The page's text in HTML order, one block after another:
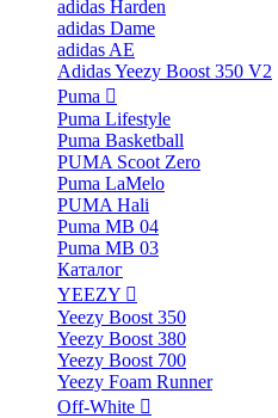
adidas Harden
adidas Dame
adidas AE
Adidas Yeezy Boost 350 V2
Puma
Puma Lifestyle
Puma Basketball
PUMA Scoot Zero
Puma LaMelo
PUMA Hali
Puma MB 04
Puma MB 03
Каталог
YEEZY
Yeezy Boost 350
Yeezy Boost 380
Yeezy Boost 700
Yeezy Foam Runner
Off-White